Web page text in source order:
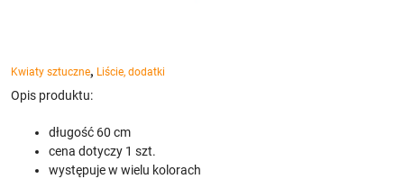
Kwiaty sztuczne, Liście, dodatki
Opis produktu:
długość 60 cm
cena dotyczy 1 szt.
występuje w wielu kolorach